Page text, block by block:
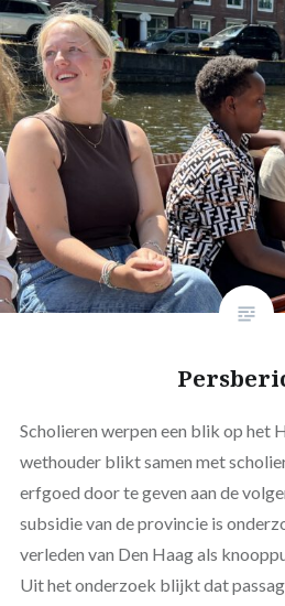
Scholieren werpen een blik op het
wethouder blikt samen met
erfgoed door te geven aan de
subsidie van de provincie is
verleden van Den Haag als
Uit het onderzoek blijkt dat